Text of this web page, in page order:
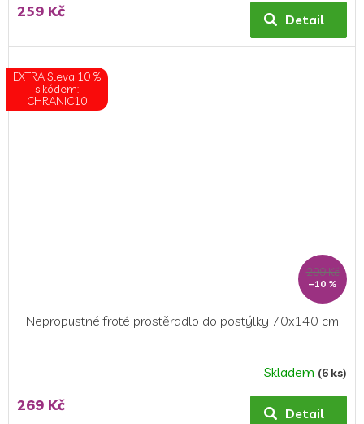
produktu
5,0
z
hvězdiček.
259 Kč Detail
EXTRA Sleva 10 %
s kódem:
CHRANIC10
299 Kč
–10 %
Nepropustné froté prostěradlo do postýlky 70x140 cm
produktu
Skladem (6 ks)
269 Kč Detail